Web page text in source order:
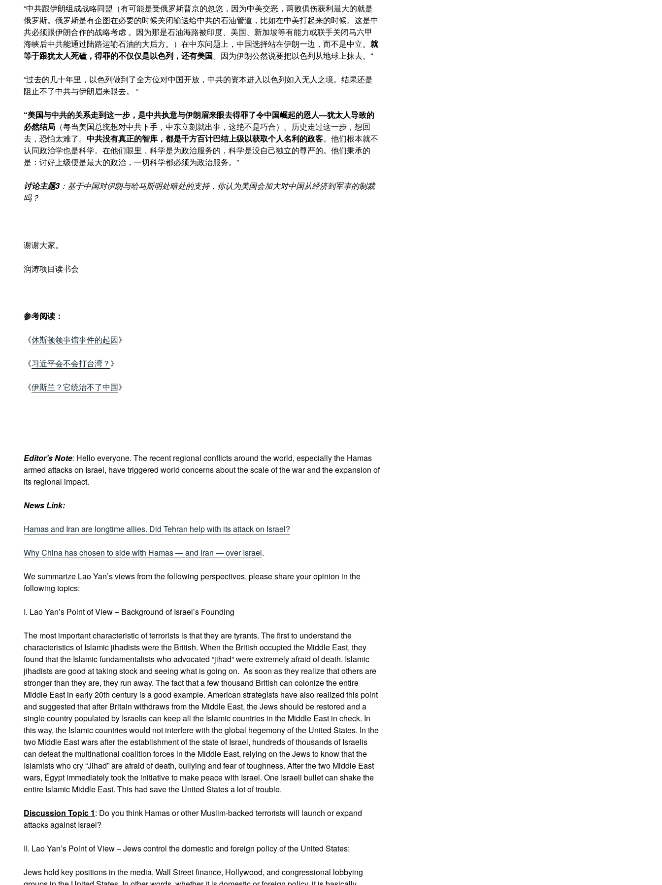
“中共跟伊朗组成战略同盟（有可能是受俄罗斯普京的忽悠，因为中美交恶，两败俱伤获利最大的就是
俄罗斯。俄罗斯是有企图在必要的时候关闭输送给中共的石油管道，比如在中美打起来的时候。这是中
共必须跟伊朗合作的战略考虑 。因为那是石油海路被印度、美国、新加坡等有能力或联手关闭马六甲
海峡后中共能通过陆路运输石油的大后方。）在中东问题上，中国选择站在伊朗一边，而不是中立。 就
等于跟犹太人死磕，得罪的不仅仅是以色列，还有美国。因为伊朗公然说要把以色列从地球上抹去。“
“过去的几十年里，以色列做到了全方位对中国开放，中共的资本进入以色列如入无人之境。结果还是
阻止不了中共与伊朗眉来眼去。 “
“美国与中共的关系走到这一步，是中共执意与伊朗眉来眼去得罪了令中国崛起的恩人—犹太人导致的
必然结局 （每当美国总统想对中共下手，中东立刻就出事，这绝不是巧合）。历史走过这一步，想回
去，恐怕太难了。 中共没有真正的智库，都是千方百计巴结上级以获取个人名利的政客。他们根本就不
认同政治学也是科学。在他们眼里，科学是为政治服务的，科学是没自己独立的尊严的。他们秉承的
是：讨好上级便是最大的政治，一切科学都必须为政治服务。”
讨论主题3 ：基于中国对伊朗与哈马斯明处暗处的支持，你认为美国会加大对中国从经济到军事的制裁
吗？
谢谢大家。
润涛项目读书会
参考阅读：
《休斯顿领事馆事件的起因》
《习近平会不会打台湾？ 》
《伊斯兰？它统治不了中国》
Editor’s Note: Hello everyone. The recent regional conflicts around the world, especially the Hamas
armed attacks on Israel, have triggered world concerns about the scale of the war and the expansion of
its regional impact.
News Link:
Hamas and Iran are longtime allies. Did Tehran help with its attack on Israel?
Why China has chosen to side with Hamas — and Iran — over Israel.
We summarize Lao Yan’s views from the following perspectives, please share your opinion in the
following topics:
I. Lao Yan’s Point of View – Background of Israel’s Founding
The most important characteristic of terrorists is that they are tyrants. The first to understand the
characteristics of Islamic jihadists were the British. When the British occupied the Middle East, they
found that the Islamic fundamentalists who advocated “jihad” were extremely afraid of death. Islamic
jihadists are good at taking stock and seeing what is going on. As soon as they realize that others are
stronger than they are, they run away. The fact that a few thousand British can colonize the entire
Middle East in early 20th century is a good example. American strategists have also realized this point
and suggested that after Britain withdraws from the Middle East, the Jews should be restored and a
single country populated by Israelis can keep all the Islamic countries in the Middle East in check. In
this way, the Islamic countries would not interfere with the global hegemony of the United States. In the
two Middle East wars after the establishment of the state of Israel, hundreds of thousands of Israelis
can defeat the multinational coalition forces in the Middle East, relying on the Jews to know that the
Islamists who cry “Jihad” are afraid of death, bullying and fear of toughness. After the two Middle East
wars, Egypt immediately took the initiative to make peace with Israel. One Israeli bullet can shake the
entire Islamic Middle East. This had save the United States a lot of trouble.
Discussion Topic 1: Do you think Hamas or other Muslim-backed terrorists will launch or expand
attacks against Israel?
II. Lao Yan’s Point of View – Jews control the domestic and foreign policy of the United States:
Jews hold key positions in the media, Wall Street finance, Hollywood, and congressional lobbying